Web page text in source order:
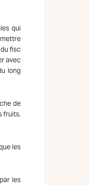
qui
fisc
avec
long
de
fruits.
les
les